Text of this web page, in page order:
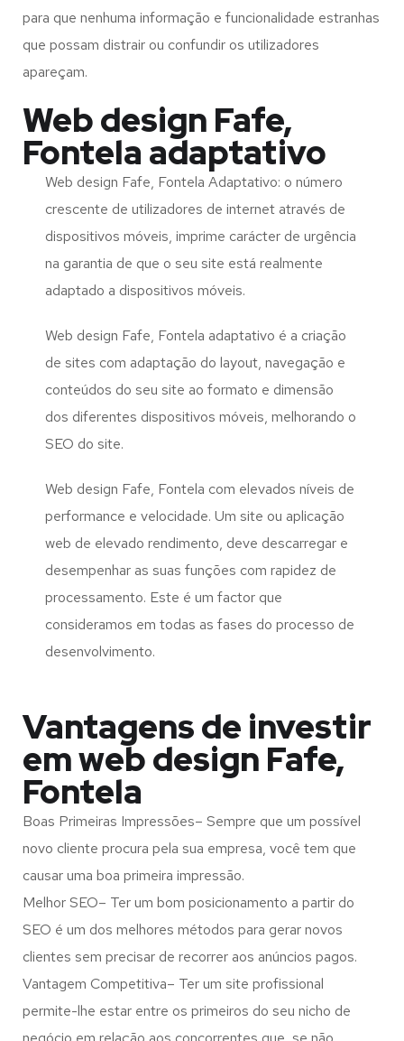
para que nenhuma informação e funcionalidade estranhas
que possam distrair ou confundir os utilizadores
apareçam.
Web design Fafe,
Fontela adaptativo
Web design Fafe, Fontela Adaptativo: o número
crescente de utilizadores de internet através de
dispositivos móveis, imprime carácter de urgência
na garantia de que o seu site está realmente
adaptado a dispositivos móveis.
Web design Fafe, Fontela adaptativo é a criação
de sites com adaptação do layout, navegação e
conteúdos do seu site ao formato e dimensão
dos diferentes dispositivos móveis, melhorando o
SEO do site.
Web design Fafe, Fontela com elevados níveis de
performance e velocidade. Um site ou aplicação
web de elevado rendimento, deve descarregar e
desempenhar as suas funções com rapidez de
processamento. Este é um factor que
consideramos em todas as fases do processo de
desenvolvimento.
Vantagens de investir
em web design Fafe,
Fontela
Boas Primeiras Impressões– Sempre que um possível
novo cliente procura pela sua empresa, você tem que
causar uma boa primeira impressão.
Melhor SEO– Ter um bom posicionamento a partir do
SEO é um dos melhores métodos para gerar novos
clientes sem precisar de recorrer aos anúncios pagos.
Vantagem Competitiva– Ter um site profissional
permite-lhe estar entre os primeiros do seu nicho de